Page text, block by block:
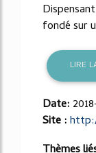
fondé sur
LIRE
Date:
Site :